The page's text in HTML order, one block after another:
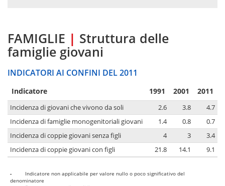
FAMIGLIE | Struttura delle
famiglie giovani
INDICATORI AI CONFINI DEL 2011
Indicatore 1991 2001 2011
Incidenza di giovani che vivono da soli 2.6 3.8
4.7
Incidenza di famiglie monogenitoriali giovani
1.4 0.8
0.7
Incidenza di coppie giovani senza figli
4 3
3.4
Incidenza di coppie giovani con figli
21.8 14.1 9.1
-
Indicatore non applicabile per valore nullo o poco significativo del
denominatore